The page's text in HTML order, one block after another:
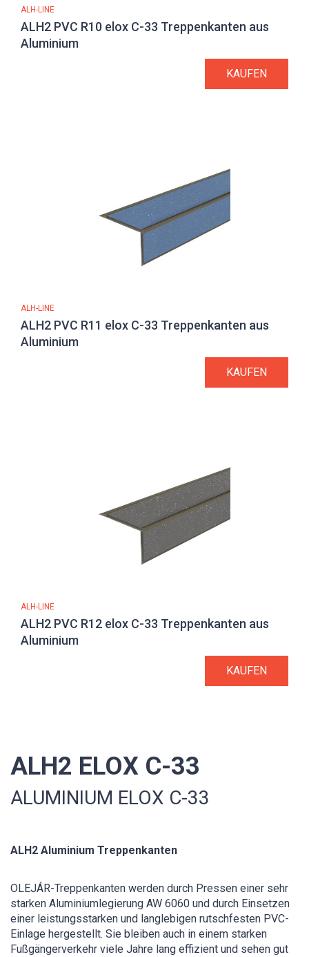
ALH-LINE
ALH2 PVC R10 elox C-33 Treppenkanten aus
Aluminium
KAUFEN
ALH-LINE
ALH2 PVC R11 elox C-33 Treppenkanten aus
Aluminium
KAUFEN
ALH-LINE
ALH2 PVC R12 elox C-33 Treppenkanten aus
Aluminium
KAUFEN
ALH2 ELOX C-33
ALUMINIUM ELOX C-33
ALH2 Aluminium Treppenkanten
OLEJÁR-Treppenkanten werden durch Pressen einer sehr
starken Aluminiumlegierung AW 6060 und durch Einsetzen
einer leistungsstarken und langlebigen rutschfesten PVC-
Einlage hergestellt. Sie bleiben auch in einem starken
Fußgängerverkehr viele Jahre lang effizient und sehen gut